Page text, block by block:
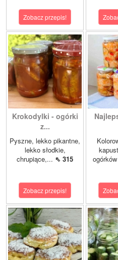
Zobacz przepis!
Krokodylki - ogórki
z...
Pyszne, lekko pikantne,
lekko słodkie,
chrupiące,... ⇖ 315
Zobacz przepis!